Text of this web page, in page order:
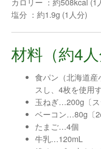
カロリー ：約508kcal (1
塩分 ：約1.9g (1人分)
材料（約4人
食パン（北海道
スし、4枚を使用す
玉ねぎ…200g〔ス
ベーコン…80g〔
たまご…4個
牛乳…120mL